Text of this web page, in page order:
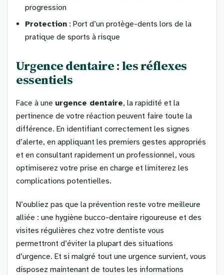
progression
Protection : Port d’un protège-dents lors de la
pratique de sports à risque
Urgence dentaire : les réflexes
essentiels
Face à une urgence dentaire, la rapidité et la
pertinence de votre réaction peuvent faire toute la
différence. En identifiant correctement les signes
d’alerte, en appliquant les premiers gestes appropriés
et en consultant rapidement un professionnel, vous
optimiserez votre prise en charge et limiterez les
complications potentielles.
N’oubliez pas que la prévention reste votre meilleure
alliée : une hygiène bucco-dentaire rigoureuse et des
visites régulières chez votre dentiste vous
permettront d’éviter la plupart des situations
d’urgence. Et si malgré tout une urgence survient, vous
disposez maintenant de toutes les informations